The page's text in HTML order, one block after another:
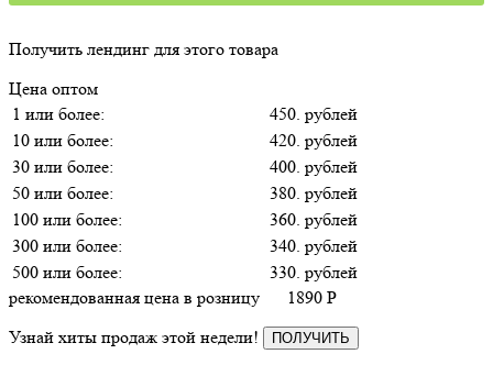
Получить лендинг для этого товара
Цена оптом
1 или более:
450. рублей
10 или более:
420. рублей
30 или более:
400. рублей
50 или более:
380. рублей
100 или более:
360. рублей
300 или более:
340. рублей
500 или более:
330. рублей
рекомендованная цена в розницу
1890 P
Узнай хиты продаж этой недели!
ПОЛУЧИТЬ